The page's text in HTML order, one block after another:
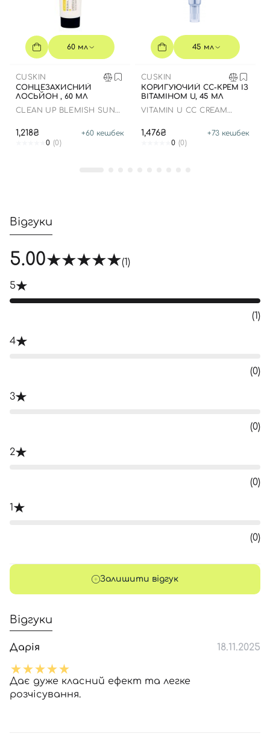
60 мл
CUSKIN
СОНЦЕЗАХИСНИЙ
ЛОСЬЙОН , 60 МЛ
CLEAN UP BLEMISH SUN
1,218₴ +60 кешбек
0 (0)
45 мл
CUSKIN
КОРИГУЮЧИЙ СС-КРЕМ ІЗ
ВІТАМІНОМ U, 45 МЛ
VITAMIN U CC CREAM
1,476₴ +73 кешбек
0 (0)
Відгуки
5.00 (1)
5
(1)
4
(0)
3
(0)
2
(0)
1
(0)
Залишити відгук
Відгуки
Дарія 18.11.2025
Дає дуже класний ефект та легке
розчісування.